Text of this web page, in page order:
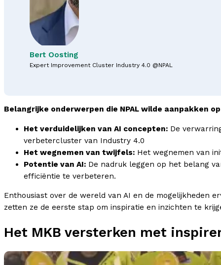
Bert Oosting
Expert Improvement Cluster Industry 4.0 @NPAL
Belangrijke onderwerpen die NPAL wilde aanpakken
Het verduidelijken van AI concepten: De
verbetercluster van Industry 4.0
Het wegnemen van twijfels: Het wegnemen van
Potentie van AI: De nadruk leggen op het belang
efficiëntie te verbeteren.
Enthousiast over de wereld van AI en de mogelijkheden
zetten ze de eerste stap om inspiratie en inzichten te
Het MKB versterken met